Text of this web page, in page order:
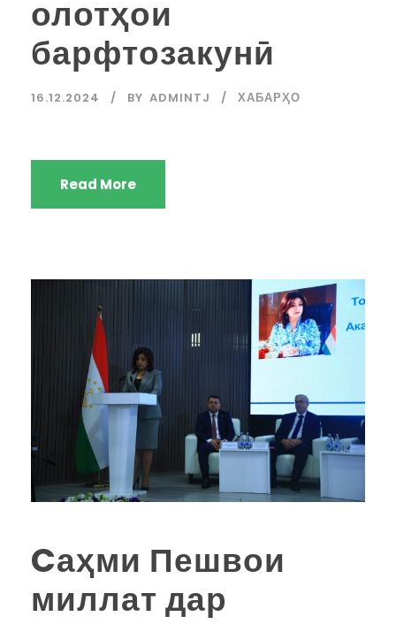
олотҳои
барфтозакунӣ
16.12.2024 BY ADMINTJ ХАБАРҲО
Read More
Cаҳми Пешвои
миллат дар